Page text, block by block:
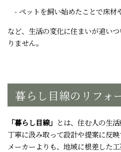
- ペットを飼い始めたことで床材
など、生活の変化に住まいが追い
りません。
暮らし目線のリフォ
「暮らし目線」 とは、住む人の生
丁寧に汲み取って設計や提案に反
メーカーよりも、地域に根差した